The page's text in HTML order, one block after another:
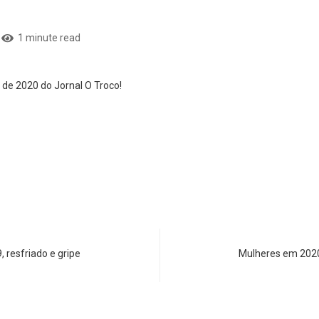
1 minute read
2020 do Jornal O Troco!
resfriado e gripe Mulheres em